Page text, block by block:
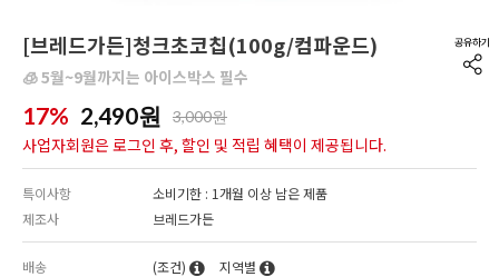
[브레드가든]청크초코칩(100g/컴파운드)
🧊 5월~9월까지는 아이스박스 필수
17% 2,490원 3,000원
사업자회원은 로그인 후, 할인 및 적립 혜택이 제공됩니다.
특이사항
소비기한 : 1개월 이상 남은 제품
제조사
브레드가든
배송 (조건) 지역별